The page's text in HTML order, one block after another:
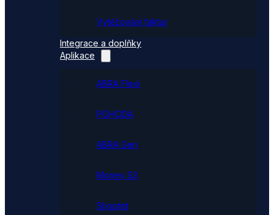
Vytěžování faktur
Integrace a doplňky
Aplikace
ABRA Flexi
POHODA
ABRA Gen
Money S3
Shoptet